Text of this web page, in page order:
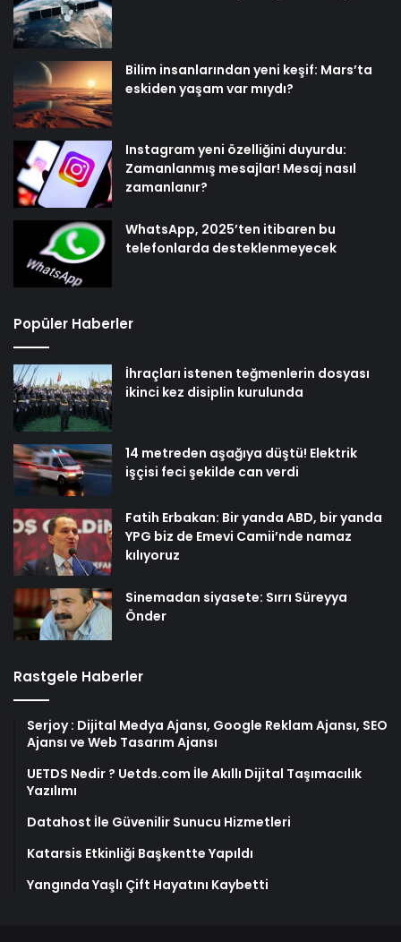
Bilim insanlarından yeni keşif: Mars’ta
eskiden yaşam var mıydı?
Instagram yeni özelliğini duyurdu:
Zamanlanmış mesajlar! Mesaj nasıl
zamanlanır?
WhatsApp, 2025’ten itibaren bu
telefonlarda desteklenmeyecek
Popüler Haberler
İhraçları istenen teğmenlerin dosyası
ikinci kez disiplin kurulunda
14 metreden aşağıya düştü! Elektrik
işçisi feci şekilde can verdi
Fatih Erbakan: Bir yanda ABD, bir yanda
YPG biz de Emevi Camii’nde namaz
kılıyoruz
Sinemadan siyasete: Sırrı Süreyya
Önder
Rastgele Haberler
Serjoy : Dijital Medya Ajansı, Google Reklam Ajansı, SEO
Ajansı ve Web Tasarım Ajansı
UETDS Nedir ? Uetds.com İle Akıllı Dijital Taşımacılık
Yazılımı
Datahost İle Güvenilir Sunucu Hizmetleri
Katarsis Etkinliği Başkentte Yapıldı
Yangında Yaşlı Çift Hayatını Kaybetti